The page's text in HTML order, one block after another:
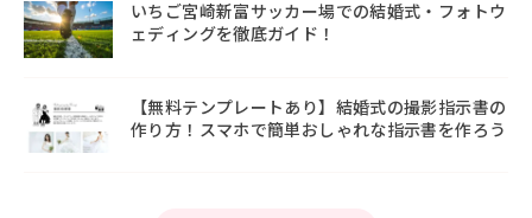
いちご宮崎新富サッカー場での結婚式・フォトウ
ェディングを徹底ガイド！
【無料テンプレートあり】結婚式の撮影指示書の
作り方！スマホで簡単おしゃれな指示書を作ろう